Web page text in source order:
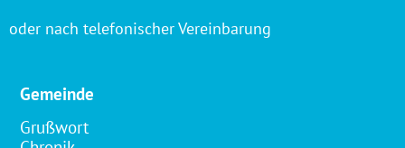
oder nach telefonischer Vereinbarung
Gemeinde
Grußwort